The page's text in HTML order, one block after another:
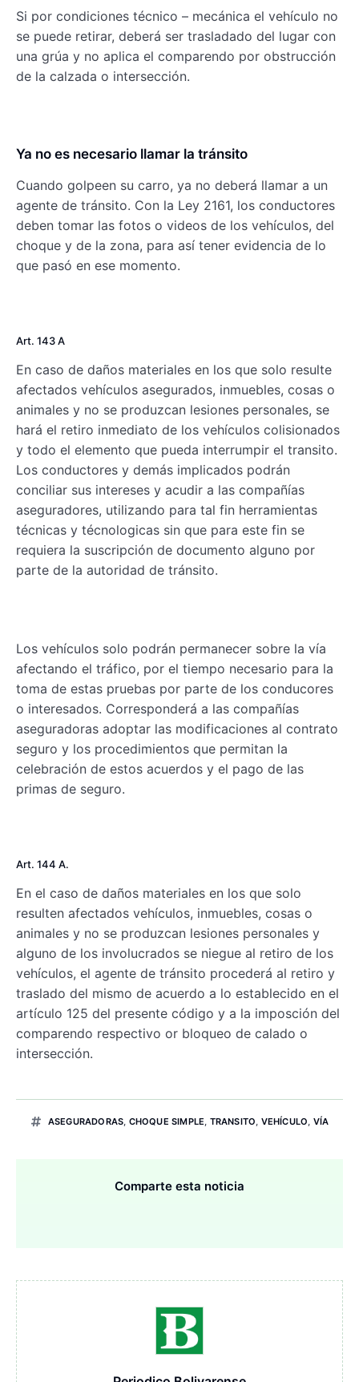
Si por condiciones técnico – mecánica el vehículo no
se puede retirar, deberá ser trasladado del lugar con
una grúa y no aplica el comparendo por obstrucción
de la calzada o intersección.
Ya no es necesario llamar la tránsito
Cuando golpeen su carro, ya no deberá llamar a un
agente de tránsito. Con la Ley 2161, los conductores
deben tomar las fotos o videos de los vehículos, del
choque y de la zona, para así tener evidencia de lo
que pasó en ese momento.
Art. 143 A
En caso de daños materiales en los que solo resulte
afectados vehículos asegurados, inmuebles, cosas o
animales y no se produzcan lesiones personales, se
hará el retiro inmediato de los vehículos colisionados
y todo el elemento que pueda interrumpir el transito.
Los conductores y demás implicados podrán
conciliar sus intereses y acudir a las compañías
aseguradores, utilizando para tal fin herramientas
técnicas y técnologicas sin que para este fin se
requiera la suscripción de documento alguno por
parte de la autoridad de tránsito.
Los vehículos solo podrán permanecer sobre la vía
afectando el tráfico, por el tiempo necesario para la
toma de estas pruebas por parte de los conducores
o interesados. Corresponderá a las compañías
aseguradoras adoptar las modificaciones al contrato
seguro y los procedimientos que permitan la
celebración de estos acuerdos y el pago de las
primas de seguro.
Art. 144 A.
En el caso de daños materiales en los que solo
resulten afectados vehículos, inmuebles, cosas o
animales y no se produzcan lesiones personales y
alguno de los involucrados se niegue al retiro de los
vehículos, el agente de tránsito procederá al retiro y
traslado del mismo de acuerdo a lo establecido en el
artículo 125 del presente código y a la imposción del
comparendo respectivo or bloqueo de calado o
intersección.
ASEGURADORAS, CHOQUE SIMPLE, TRANSITO, VEHÍCULO, VÍA
Comparte esta noticia